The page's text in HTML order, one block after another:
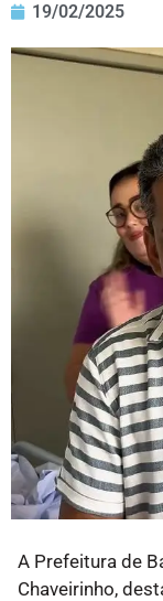
19/02/2025
A Prefeitura de
Chaveirinho,